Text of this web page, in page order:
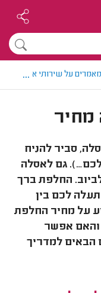
מאמרים על שירותי ...
סביר להניח
גם לאסלה
החלפת ברך
לכם בין
על מחיר החלפת
והאם אפשר
הבאים למדריך